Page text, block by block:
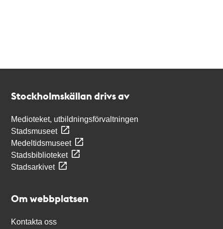
Stockholmskällan drivs av
Medioteket, utbildningsförvaltningen
Stadsmuseet
Medeltidsmuseet
Stadsbiblioteket
Stadsarkivet
Om webbplatsen
Kontakta oss